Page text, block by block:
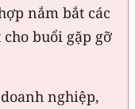
nắm bắt các
buổi gặp gỡ
nghiệp,